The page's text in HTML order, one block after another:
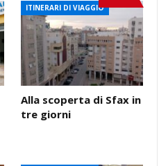
ITINERARI DI VIAGGIO
Alla scoperta di Sfax in
tre giorni